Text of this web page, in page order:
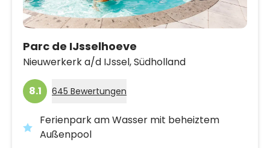
Parc de IJsselhoeve
Nieuwerkerk a/d IJssel,Südholland
8.1 645 Bewertungen
Ferienpark am Wasser mit beheiztem
Außenpool